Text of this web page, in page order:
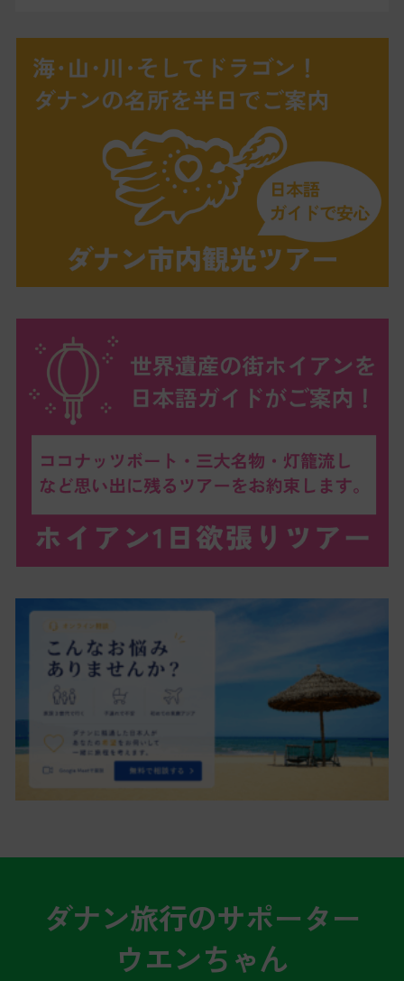
ダナン旅行のサポーター
ウエンちゃん